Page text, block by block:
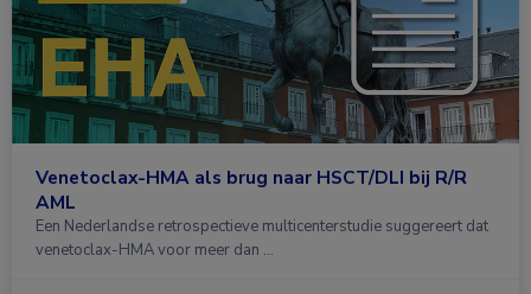
Venetoclax-HMA als brug naar HSCT/DLI bij R/R
AML
Een Nederlandse retrospectieve multicenterstudie suggereert dat
venetoclax-HMA voor meer dan …